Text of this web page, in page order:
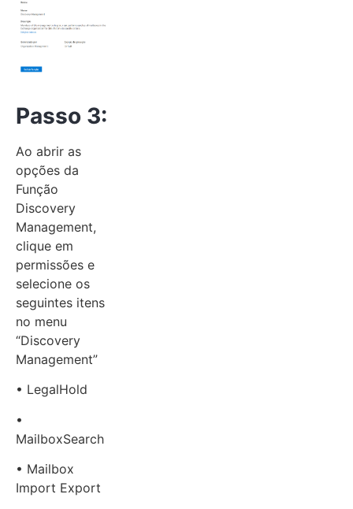
Passo 3:
Ao abrir as
opções da
Função
Discovery
Management,
clique em
permissões e
selecione os
seguintes itens
no menu
“Discovery
Management”
• LegalHold
•
MailboxSearch
• Mailbox
Import Export